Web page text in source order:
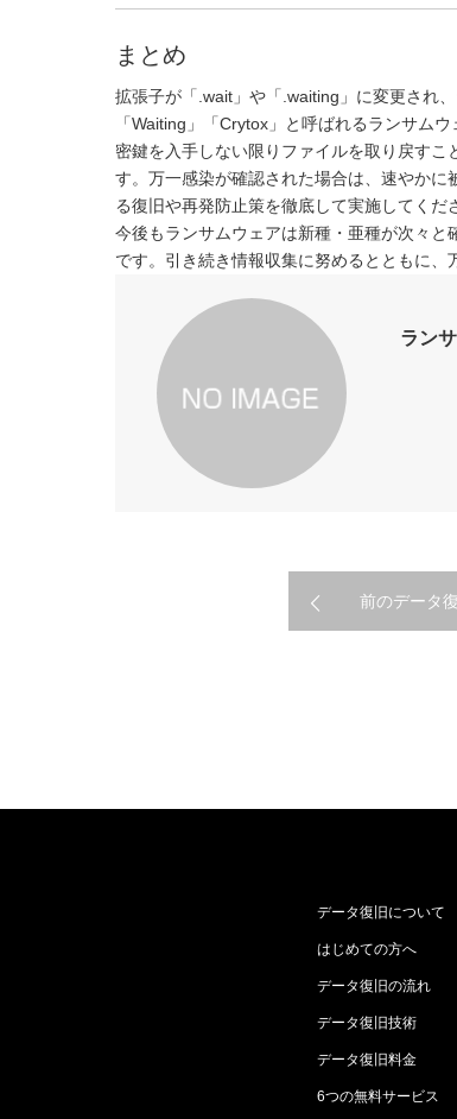
まとめ
拡張子が「.wait」や「.waiting」に変更され
「Waiting」「Crytox」と呼ばれるランサム
密鍵を入手しない限りファイルを取り戻す
す。万一感染が確認された場合は、速やか
る復旧や再発防止策を徹底して実施してくだ
今後もランサムウェアは新種・亜種が次々
です。引き続き情報収集に努めるとともに、
ラン
前のデータ
データ復旧について
はじめての方へ
データ復旧の流れ
データ復旧技術
データ復旧料金
6つの無料サービス